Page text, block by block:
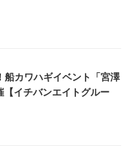
船カワハギイベント「宮澤
イチバンエイトグルー